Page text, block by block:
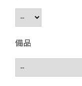
備品